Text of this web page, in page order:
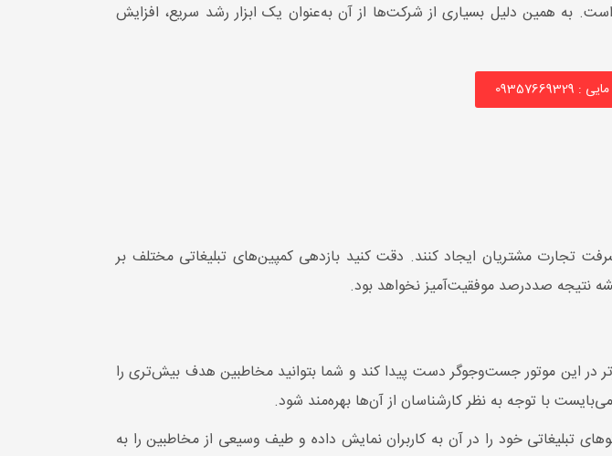
به همین دلیل بسیاری از شرکت‌ها از آن به‌عنوان یک ابزار رشد سریع، افزایش
تجارت مشتریان ایجاد کنند. دقت کنید بازدهی کمپین‌های تبلیغاتی مختلف بر
نتیجه صددرصد موفقیت‌آمیز نخواهد بود.
این موتور جست‌وجوگر دست پیدا کند و شما بتوانید مخاطبین هدف بیش‌تری را
با توجه به نظر کارشناسان از آن‌ها بهره‌مند شود.
تبلیغاتی خود را در آن به کاربران نمایش داده و طیف وسیعی از مخاطبین را به